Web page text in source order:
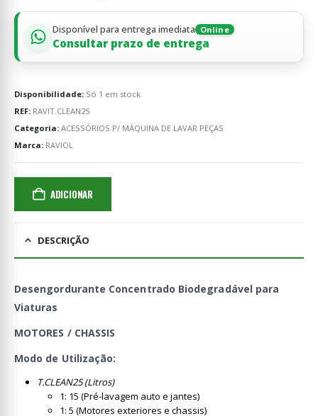
Disponível para entrega imediata Online
Consultar prazo de entrega
Disponibilidade: Só 1 em stock
REF: RAVIT.CLEAN25
Categoria: ACESSÓRIOS P/ MÁQUINA DE LAVAR PEÇAS
Marca: RAVIOL
ADICIONAR
DESCRIÇÃO
Desengordurante Concentrado Biodegradável para
Viaturas
MOTORES / CHASSIS
Modo de Utilização:
T.CLEAN25 (Litros)
1: 15 (Pré-lavagem auto e jantes)
1: 5 (Motores exteriores e chassis)